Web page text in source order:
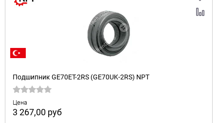
Подшипник GE70ET-2RS (GE70UK-2RS) NPT
Цена
3 267,00 руб